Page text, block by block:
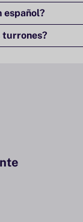
español?
turrones?